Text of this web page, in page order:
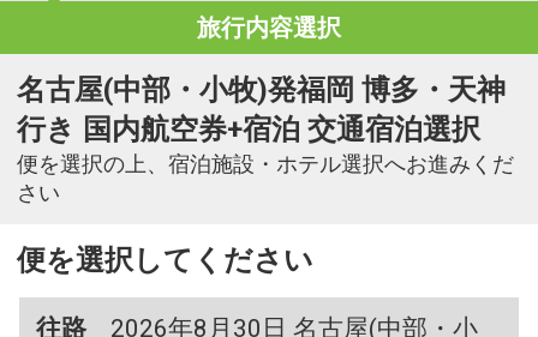
旅行内容選択
名古屋(中部・小牧)発福岡 博多・天神
行き 国内航空券+宿泊 交通宿泊選択
便を選択の上、宿泊施設・ホテル選択へお進みくだ
さい
便を選択してください
往路
2026年8月30日 名古屋(中部・小